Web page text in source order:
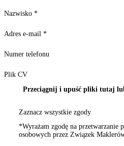
Nazwisko *
Adres e-mail *
Numer telefonu
Plik CV
Przeciągnij i upuść pliki tutaj
Zaznacz wszystkie zgody
*Wyrażam zgodę na przetwarzanie
osobowych przez Związek